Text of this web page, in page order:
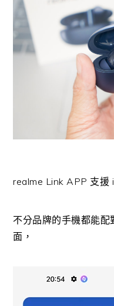
realme Link APP 支援
不分品牌的手機都能
面，